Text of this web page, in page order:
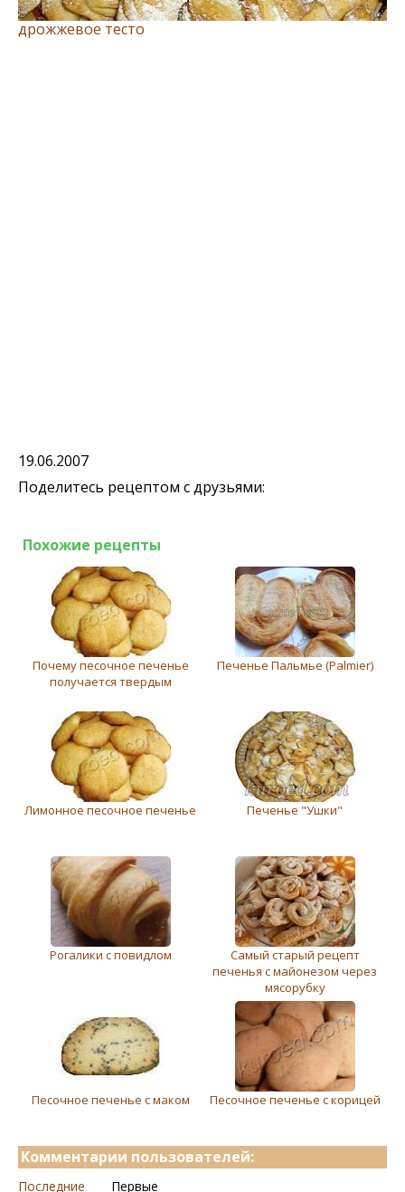
дрожжевое тесто
19.06.2007
Поделитесь рецептом с друзьями:
Похожие рецепты
Почему песочное печенье
получается твердым
Печенье Пальмье (Palmier)
Лимонное песочное печенье Печенье "Ушки"
Рогалики с повидлом
Самый старый рецепт
печенья с майонезом через
мясорубку
Песочное печенье с маком Песочное печенье с корицей
Комментарии пользователей:
Последние Первые